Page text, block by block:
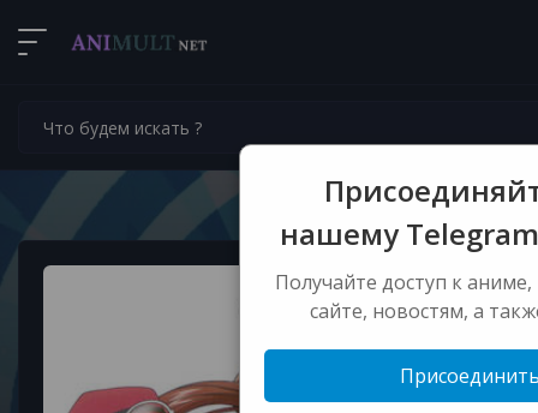
нашему
Получайте доступ к
сайте, новостям, а